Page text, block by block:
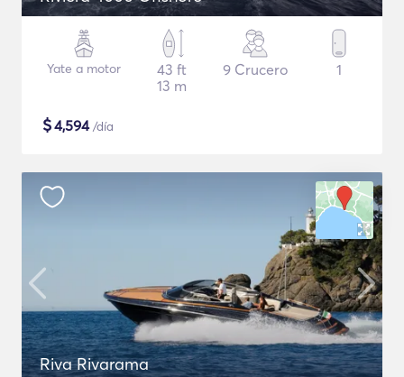
Yate a motor
43 ft
13 m
9 Crucero 1
$4,594/día
Riva Rivarama